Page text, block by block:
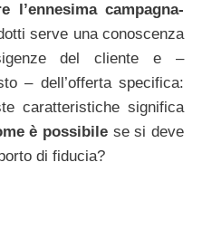
campagna-
serve una conoscenza
del cliente e –
– dell’offerta specifica:
caratteristiche significa
è possibile se si deve
di fiducia?